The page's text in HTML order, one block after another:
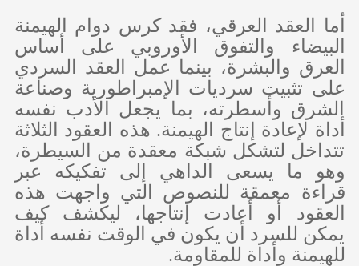
أما العقد العرقي، فقد كرس دوام الهيمنة
البيضاء والتفوق الأوروبي على أساس
العرق والبشرة، بينما عمل العقد السردي
على تثبيت سرديات الإمبراطورية وصناعة
الشرق وأسطرته، بما يجعل الأدب نفسه
أداة لإعادة إنتاج الهيمنة. هذه العقود الثلاثة
تتداخل لتشكل شبكة معقدة من السيطرة،
وهو ما يسعى الداهي إلى تفكيكه عبر
قراءة معمقة للنصوص التي واجهت هذه
العقود أو أعادت إنتاجها، ليكشف كيف
يمكن للسرد أن يكون في الوقت نفسه أداة
للهيمنة وأداة للمقاومة.